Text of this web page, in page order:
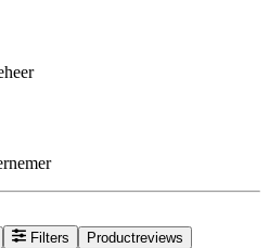
Filters Productreviews